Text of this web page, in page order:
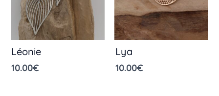
Léonie
10.00€
Lya
10.00€